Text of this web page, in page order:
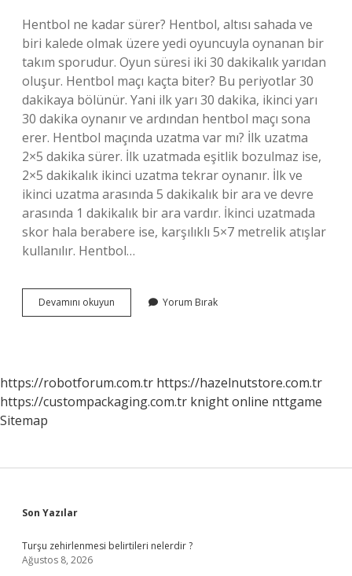
Hentbol ne kadar sürer? Hentbol, ​​altısı sahada ve
biri kalede olmak üzere yedi oyuncuyla oynanan bir
takım sporudur. Oyun süresi iki 30 dakikalık yarıdan
oluşur. Hentbol maçı kaçta biter? Bu periyotlar 30
dakikaya bölünür. Yani ilk yarı 30 dakika, ikinci yarı
30 dakika oynanır ve ardından hentbol maçı sona
erer. Hentbol maçında uzatma var mı? İlk uzatma
2×5 dakika sürer. İlk uzatmada eşitlik bozulmaz ise,
2×5 dakikalık ikinci uzatma tekrar oynanır. İlk ve
ikinci uzatma arasında 5 dakikalık bir ara ve devre
arasında 1 dakikalık bir ara vardır. İkinci uzatmada
skor hala berabere ise, karşılıklı 5×7 metrelik atışlar
kullanılır. Hentbol…
Devamını okuyun Hentbol
Kaç
Yorum Bırak
https://robotforum.com.tr https://hazelnutstore.com.tr
https://custompackaging.com.tr knight online nttgame
Sitemap
Sidebar
Son Yazılar
Turşu zehirlenmesi belirtileri nelerdir ?
Ağustos 8, 2026